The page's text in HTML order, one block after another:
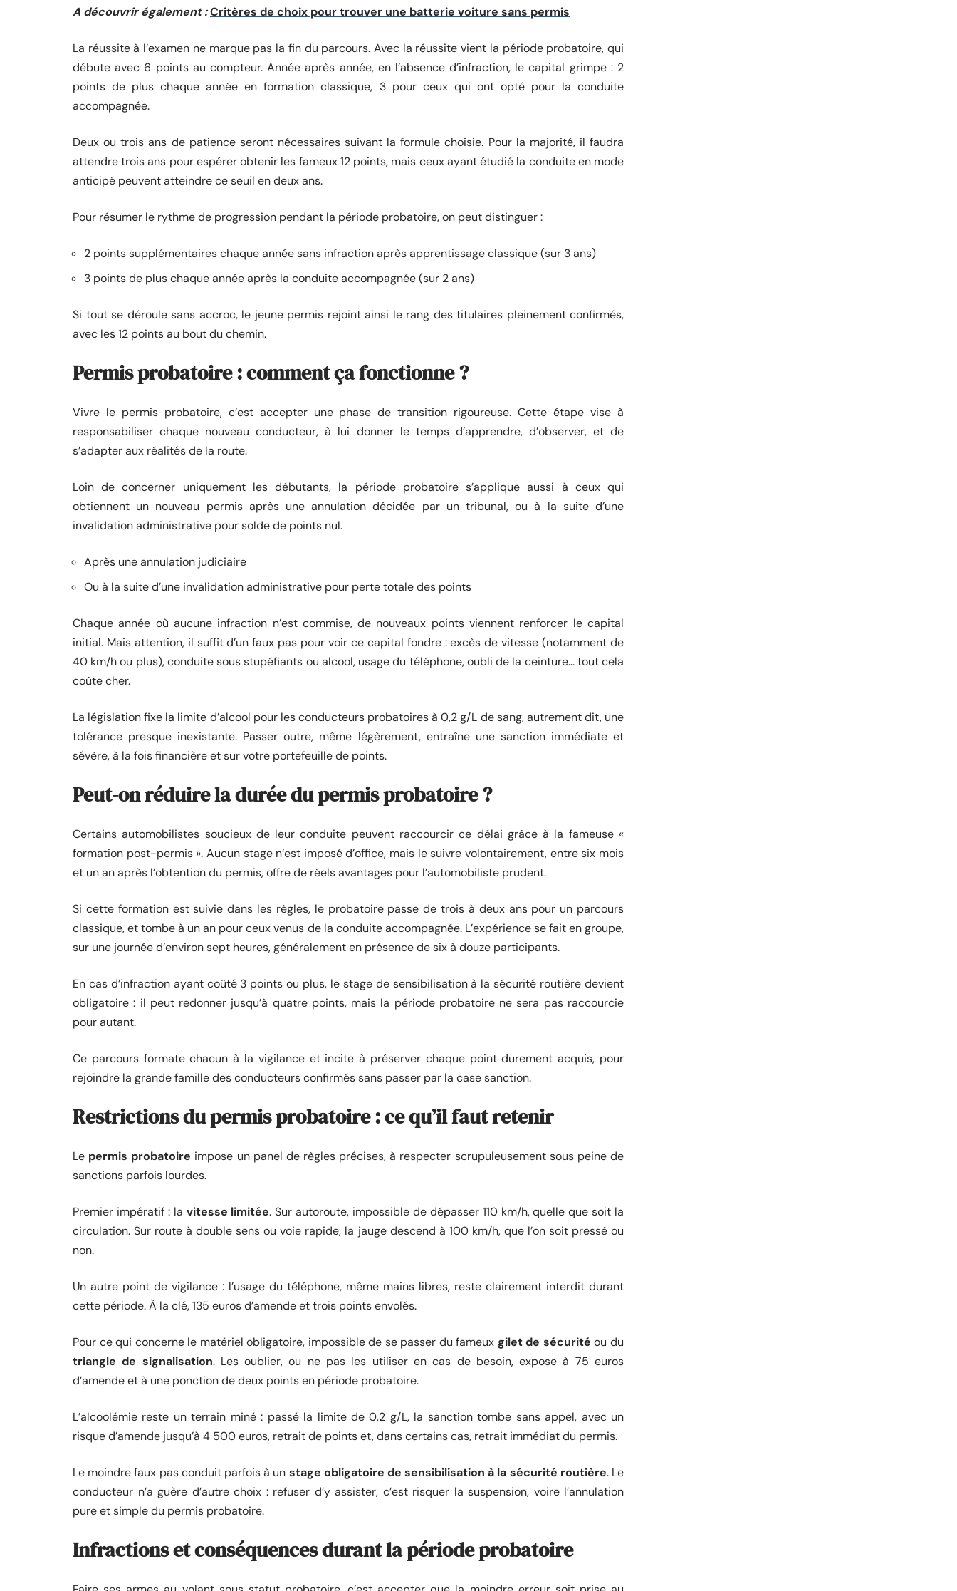
A découvrir également :Critères de choix pour trouver une batterie voiture sans permis
La réussite à l’examen ne marque pas la fin du parcours. Avec la réussite vient la période probatoire, qui
débute avec 6 points au compteur. Année après année, en l’absence d’infraction, le capital grimpe : 2
points de plus chaque année en formation classique, 3 pour ceux qui ont opté pour la conduite
accompagnée.
Deux ou trois ans de patience seront nécessaires suivant la formule choisie. Pour la majorité, il faudra
attendre trois ans pour espérer obtenir les fameux 12 points, mais ceux ayant étudié la conduite en mode
anticipé peuvent atteindre ce seuil en deux ans.
Pour résumer le rythme de progression pendant la période probatoire, on peut distinguer :
2 points supplémentaires chaque année sans infraction après apprentissage classique (sur 3 ans)
3 points de plus chaque année après la conduite accompagnée (sur 2 ans)
Si tout se déroule sans accroc, le jeune permis rejoint ainsi le rang des titulaires pleinement confirmés,
avec les 12 points au bout du chemin.
Permis probatoire : comment ça fonctionne ?
Vivre le permis probatoire, c’est accepter une phase de transition rigoureuse. Cette étape vise à
responsabiliser chaque nouveau conducteur, à lui donner le temps d’apprendre, d’observer, et de
s’adapter aux réalités de la route.
Loin de concerner uniquement les débutants, la période probatoire s’applique aussi à ceux qui
obtiennent un nouveau permis après une annulation décidée par un tribunal, ou à la suite d’une
invalidation administrative pour solde de points nul.
Après une annulation judiciaire
Ou à la suite d’une invalidation administrative pour perte totale des points
Chaque année où aucune infraction n’est commise, de nouveaux points viennent renforcer le capital
initial. Mais attention, il suffit d’un faux pas pour voir ce capital fondre : excès de vitesse (notamment de
40 km/h ou plus), conduite sous stupéfiants ou alcool, usage du téléphone, oubli de la ceinture… tout cela
coûte cher.
La législation fixe la limite d’alcool pour les conducteurs probatoires à 0,2 g/L de sang, autrement dit, une
tolérance presque inexistante. Passer outre, même légèrement, entraîne une sanction immédiate et
sévère, à la fois financière et sur votre portefeuille de points.
Peut-on réduire la durée du permis probatoire ?
Certains automobilistes soucieux de leur conduite peuvent raccourcir ce délai grâce à la fameuse «
formation post-permis ». Aucun stage n’est imposé d’office, mais le suivre volontairement, entre six mois
et un an après l’obtention du permis, offre de réels avantages pour l’automobiliste prudent.
Si cette formation est suivie dans les règles, le probatoire passe de trois à deux ans pour un parcours
classique, et tombe à un an pour ceux venus de la conduite accompagnée. L’expérience se fait en groupe,
sur une journée d’environ sept heures, généralement en présence de six à douze participants.
En cas d’infraction ayant coûté 3 points ou plus, le stage de sensibilisation à la sécurité routière devient
obligatoire : il peut redonner jusqu’à quatre points, mais la période probatoire ne sera pas raccourcie
pour autant.
Ce parcours formate chacun à la vigilance et incite à préserver chaque point durement acquis, pour
rejoindre la grande famille des conducteurs confirmés sans passer par la case sanction.
Restrictions du permis probatoire : ce qu’il faut retenir
Le permis probatoire impose un panel de règles précises, à respecter scrupuleusement sous peine de
sanctions parfois lourdes.
Premier impératif : la vitesse limitée. Sur autoroute, impossible de dépasser 110 km/h, quelle que soit la
circulation. Sur route à double sens ou voie rapide, la jauge descend à 100 km/h, que l’on soit pressé ou
non.
Un autre point de vigilance : l’usage du téléphone, même mains libres, reste clairement interdit durant
cette période. À la clé, 135 euros d’amende et trois points envolés.
Pour ce qui concerne le matériel obligatoire, impossible de se passer du fameux gilet de sécurité ou du
triangle de signalisation. Les oublier, ou ne pas les utiliser en cas de besoin, expose à 75 euros
d’amende et à une ponction de deux points en période probatoire.
L’alcoolémie reste un terrain miné : passé la limite de 0,2 g/L, la sanction tombe sans appel, avec un
risque d’amende jusqu’à 4 500 euros, retrait de points et, dans certains cas, retrait immédiat du permis.
Le moindre faux pas conduit parfois à un stage obligatoire de sensibilisation à la sécurité routière. Le
conducteur n’a guère d’autre choix : refuser d’y assister, c’est risquer la suspension, voire l’annulation
pure et simple du permis probatoire.
Infractions et conséquences durant la période probatoire